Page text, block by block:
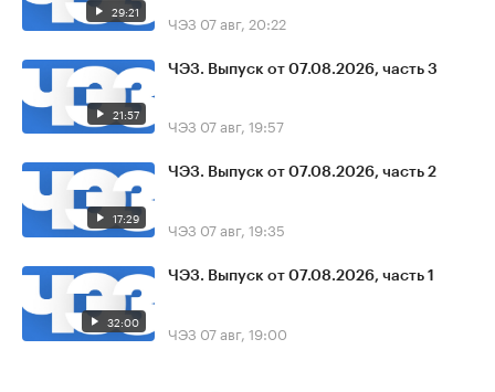
29:21 ЧЭЗ 07 авг, 20:22
21:57
ЧЭЗ. Выпуск от 07.08.2026, часть 3
ЧЭЗ 07 авг, 19:57
17:29
ЧЭЗ. Выпуск от 07.08.2026, часть 2
ЧЭЗ 07 авг, 19:35
32:00
ЧЭЗ. Выпуск от 07.08.2026, часть 1
ЧЭЗ 07 авг, 19:00